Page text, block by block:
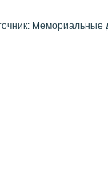
Мемориальные